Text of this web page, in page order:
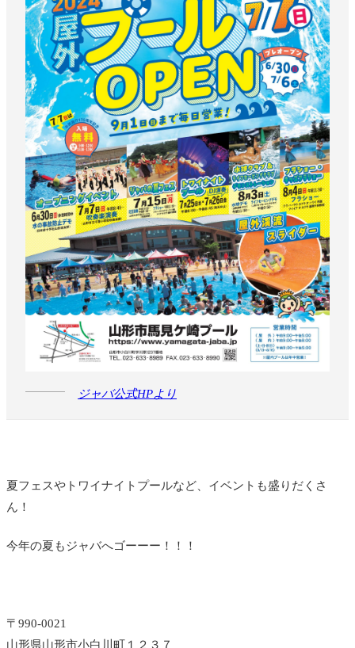
ジャバ公式HPより
夏フェスやトワイナイトプールなど、イベントも盛りだくさ
ん！
今年の夏もジャバへゴーーー！！！
〒990-0021
山形県山形市小白川町１２３７